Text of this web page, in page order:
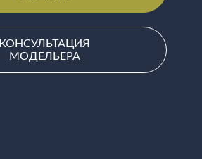
КОНСУЛЬТАЦИЯ
МОДЕЛЬЕРА